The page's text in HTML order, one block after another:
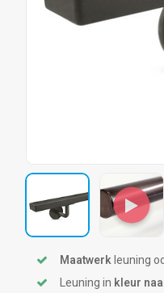
Maatwerkleuning
Leuning in kleur